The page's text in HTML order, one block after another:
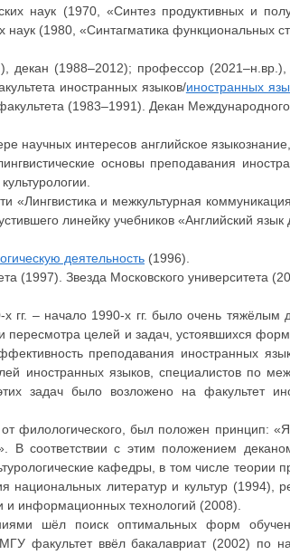
наук (1970, «Синтез продуктивных и
наук (1980, «Синтагматика функциональных
декан (1988–2012); профессор
иностранных языков/иностранных
(1983–1991). Декан
научных интересов английское
основы преподавания
«Лингвистика и межкультурная
линейку учебников «Английский
деятельность (1996).
(1997). Звезда Московского университета
х гг. – начало 1990-х гг. было очень
целей и задач, устоявшихся
преподавания иностранных
иностранных языков, специалистов по
задач было возложено на факультет
филологического, был положен принцип:
В соответствии с этим положением
кафедры, в том числе теории
национальных литератур и культур (1994),
и информационных технологий (2008).
шёл поиск оптимальных форм
факультет ввёл бакалавриат (2002) по